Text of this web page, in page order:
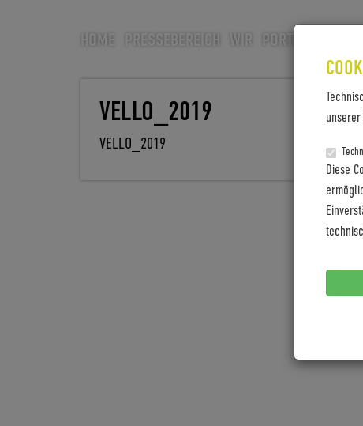
Diese
HOME PRESSEBEREICH WIR PORTFOLIO
VELLO_2019
VELLO_2019